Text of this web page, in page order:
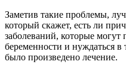
Заметив такие проблемы,
который скажет, есть ли
заболеваний, которые могут
беременности и нуждаться
было произведено лечение.